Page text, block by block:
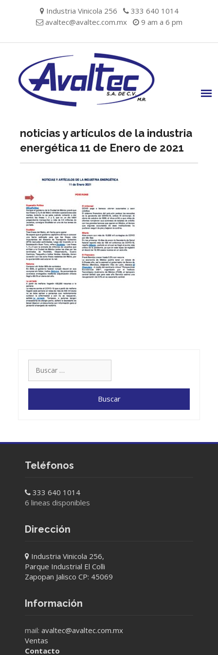
Industria Vinicola 256
333 640 1014
avaltec@avaltec.com.mx
9 am a 6 pm
noticias y artículos de la industria
energética 11 de Enero de 2021
Teléfonos
333 640 1014
6 lineas disponibles
Dirección
Industria Vinicola 256,
Parque Industrial El Colli
Zapopan Jalisco CP: 45069
Información
mail: avaltec@avaltec.com.mx
Ventas
Contacto